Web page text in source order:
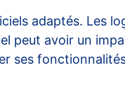
adaptés. Les
avoir un
ses